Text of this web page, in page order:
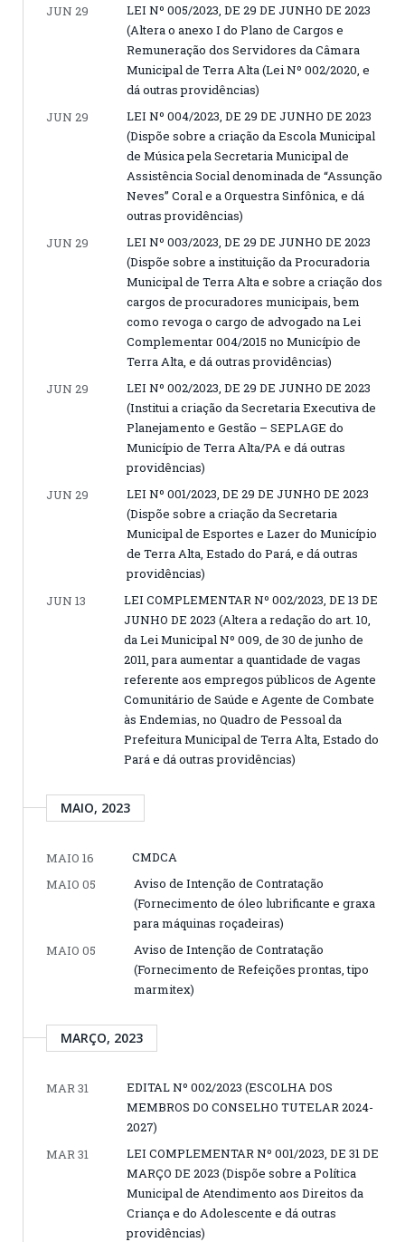
JUN 29
LEI Nº 005/2023, DE 29 DE JUNHO DE 2023
(Altera o anexo I do Plano de Cargos e
Remuneração dos Servidores da Câmara
Municipal de Terra Alta (Lei Nº 002/2020, e
dá outras providências)
JUN 29
LEI Nº 004/2023, DE 29 DE JUNHO DE 2023
(Dispõe sobre a criação da Escola Municipal
de Música pela Secretaria Municipal de
Assistência Social denominada de “Assunção
Neves” Coral e a Orquestra Sinfônica, e dá
outras providências)
JUN 29
LEI Nº 003/2023, DE 29 DE JUNHO DE 2023
(Dispõe sobre a instituição da Procuradoria
Municipal de Terra Alta e sobre a criação dos
cargos de procuradores municipais, bem
como revoga o cargo de advogado na Lei
Complementar 004/2015 no Município de
Terra Alta, e dá outras providências)
JUN 29
LEI Nº 002/2023, DE 29 DE JUNHO DE 2023
(Institui a criação da Secretaria Executiva de
Planejamento e Gestão – SEPLAGE do
Município de Terra Alta/PA e dá outras
providências)
JUN 29
LEI Nº 001/2023, DE 29 DE JUNHO DE 2023
(Dispõe sobre a criação da Secretaria
Municipal de Esportes e Lazer do Município
de Terra Alta, Estado do Pará, e dá outras
providências)
JUN 13
LEI COMPLEMENTAR Nº 002/2023, DE 13 DE
JUNHO DE 2023 (Altera a redação do art. 10,
da Lei Municipal Nº 009, de 30 de junho de
2011, para aumentar a quantidade de vagas
referente aos empregos públicos de Agente
Comunitário de Saúde e Agente de Combate
às Endemias, no Quadro de Pessoal da
Prefeitura Municipal de Terra Alta, Estado do
Pará e dá outras providências)
MAIO, 2023
MAIO 16
CMDCA
MAIO 05
Aviso de Intenção de Contratação
(Fornecimento de óleo lubrificante e graxa
para máquinas roçadeiras)
MAIO 05
Aviso de Intenção de Contratação
(Fornecimento de Refeições prontas, tipo
marmitex)
MARÇO, 2023
MAR 31
EDITAL Nº 002/2023 (ESCOLHA DOS
MEMBROS DO CONSELHO TUTELAR 2024-
2027)
MAR 31
LEI COMPLEMENTAR Nº 001/2023, DE 31 DE
MARÇO DE 2023 (Dispõe sobre a Política
Municipal de Atendimento aos Direitos da
Criança e do Adolescente e dá outras
providências)